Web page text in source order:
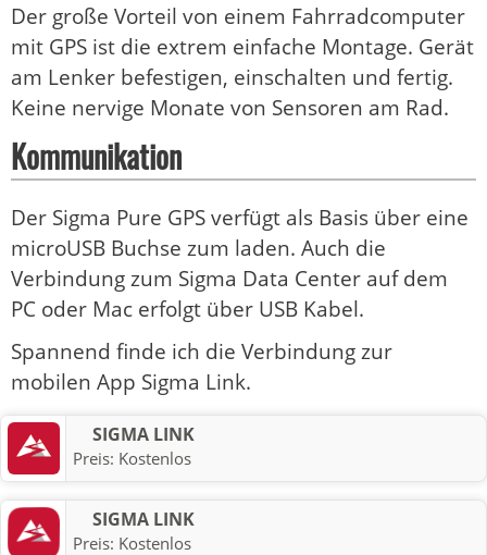
Der große Vorteil von einem Fahrradcomputer
mit GPS ist die extrem einfache Montage. Gerät
am Lenker befestigen, einschalten und fertig.
Keine nervige Monate von Sensoren am Rad.
Kommunikation
Der Sigma Pure GPS verfügt als Basis über eine
microUSB Buchse zum laden. Auch die
Verbindung zum Sigma Data Center auf dem
PC oder Mac erfolgt über USB Kabel.
Spannend finde ich die Verbindung zur
mobilen App Sigma Link.
SIGMA LINK
Preis: Kostenlos
SIGMA LINK
Preis: Kostenlos